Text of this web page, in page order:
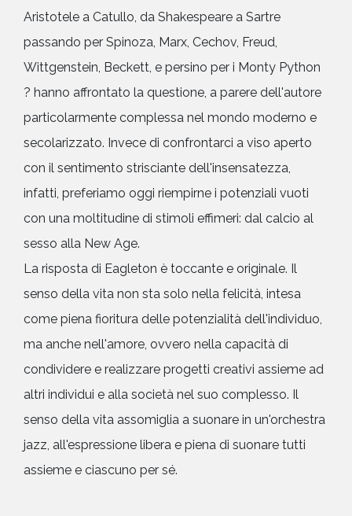
Aristotele a Catullo, da Shakespeare a Sartre
passando per Spinoza, Marx, Cechov, Freud,
Wittgenstein, Beckett, e persino per i Monty Python
? hanno affrontato la questione, a parere dell'autore
particolarmente complessa nel mondo moderno e
secolarizzato. Invece di confrontarci a viso aperto
con il sentimento strisciante dell'insensatezza,
infatti, preferiamo oggi riempirne i potenziali vuoti
con una moltitudine di stimoli effimeri: dal calcio al
sesso alla New Age.
La risposta di Eagleton è toccante e originale. Il
senso della vita non sta solo nella felicità, intesa
come piena fioritura delle potenzialità dell'individuo,
ma anche nell'amore, ovvero nella capacità di
condividere e realizzare progetti creativi assieme ad
altri individui e alla società nel suo complesso. Il
senso della vita assomiglia a suonare in un'orchestra
jazz, all'espressione libera e piena di suonare tutti
assieme e ciascuno per sé.